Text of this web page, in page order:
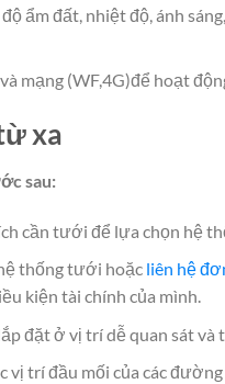
ẩm đất, nhiệt độ, ánh
mạng (WF,4G)để hoạt
xa
sau:
cần tưới để lựa chọn hệ
thống tưới hoặcliên hệ
kiện tài chính của mình.
đặt ở vị trí dễ quan sát và
trí đầu mối của các